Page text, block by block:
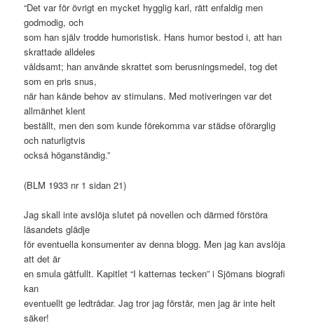
“Det var för övrigt en mycket hygglig karl, rätt enfaldig men
godmodig, och
som han själv trodde humoristisk. Hans humor bestod i, att han
skrattade alldeles
våldsamt; han använde skrattet som berusningsmedel, tog det
som en pris snus,
när han kände behov av stimulans. Med motiveringen var det
allmänhet klent
beställt, men den som kunde förekomma var städse oförarglig
och naturligtvis
också höganständig.”
(BLM 1933 nr 1 sidan 21)
Jag skall inte avslöja slutet på novellen och därmed förstöra
läsandets glädje
för eventuella konsumenter av denna blogg. Men jag kan avslöja
att det är
en smula gåtfullt. Kapitlet “I katternas tecken” i Sjömans biografi
kan
eventuellt ge ledtrådar. Jag tror jag förstår, men jag är inte helt
säker!